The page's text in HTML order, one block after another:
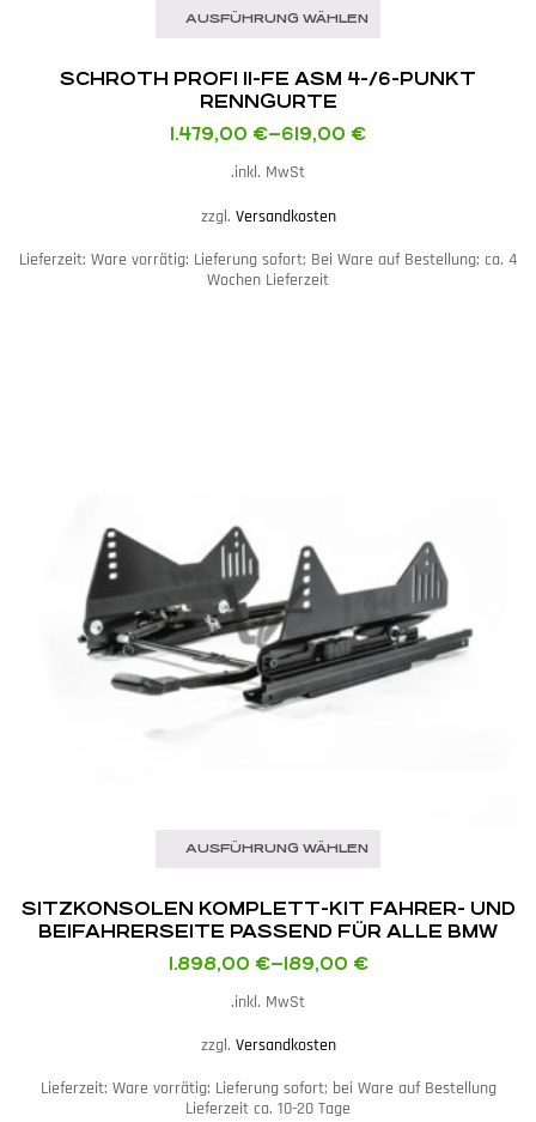
AUSFÜHRUNG WÄHLEN
SCHROTH PROFI II-FE ASM 4-/6-PUNKT
RENNGURTE
619,00 €
–
1.479,00 €
inkl. MwSt.
zzgl. Versandkosten
Lieferzeit: Ware vorrätig: Lieferung sofort; Bei Ware auf Bestellung; ca. 4
Wochen Lieferzeit
AUSFÜHRUNG WÄHLEN
SITZKONSOLEN KOMPLETT-KIT FAHRER- UND
BEIFAHRERSEITE PASSEND FÜR ALLE BMW
E8X / E9X / F8X / MINI F5X MIT RECARO POLE
POSITION / SPG XL / SPG
189,00 €
–
1.898,00 €
inkl. MwSt.
zzgl. Versandkosten
Lieferzeit: Ware vorrätig: Lieferung sofort; bei Ware auf Bestellung
Lieferzeit ca. 10-20 Tage